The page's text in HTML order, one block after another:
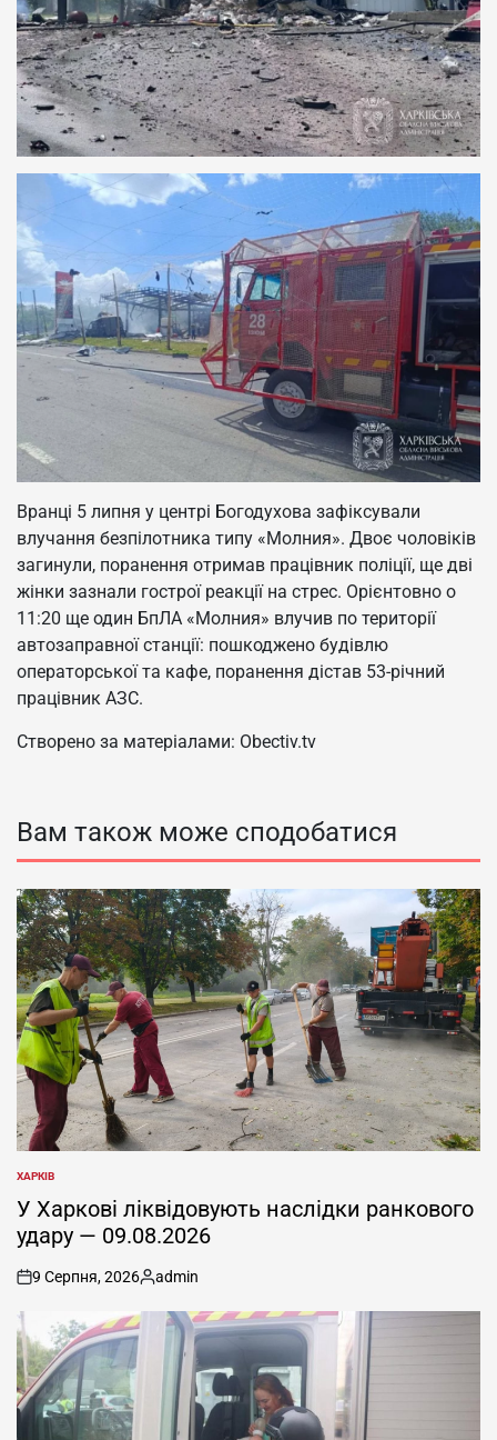
Вранці 5 липня у центрі Богодухова зафіксували
влучання безпілотника типу «Молния». Двоє чоловіків
загинули, поранення отримав працівник поліції, ще дві
жінки зазнали гострої реакції на стрес. Орієнтовно о
11:20 ще один БпЛА «Молния» влучив по території
автозаправної станції: пошкоджено будівлю
операторської та кафе, поранення дістав 53-річний
працівник АЗС.
Створено за матеріалами: Obectiv.tv
Вам також може сподобатися
ОПУБЛІКУВАТИ
У
ХАРКІВ
У Харкові ліквідовують наслідки ранкового
удару — 09.08.2026
on
9 Серпня, 2026
Опубліковано
admin